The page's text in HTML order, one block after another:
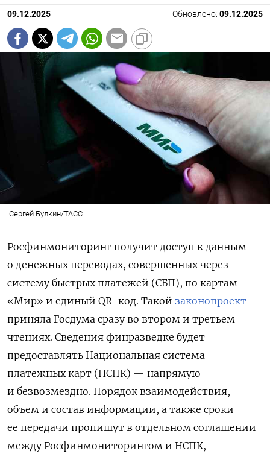
09.12.2025 Обновлено: 09.12.2025
Сергей Булкин/ТАСС
Росфинмониторинг получит доступ к данным
о денежных переводах, совершенных через
систему быстрых платежей (СБП), по картам
«Мир» и единый QR-код. Такой законопроект
приняла Госдума сразу во втором и третьем
чтениях. Сведения финразведке будет
предоставлять Национальная система
платежных карт (НСПК) — напрямую
и безвозмездно. Порядок взаимодействия,
объем и состав информации, а также сроки
ее передачи пропишут в отдельном соглашении
между Росфинмониторингом и НСПК,